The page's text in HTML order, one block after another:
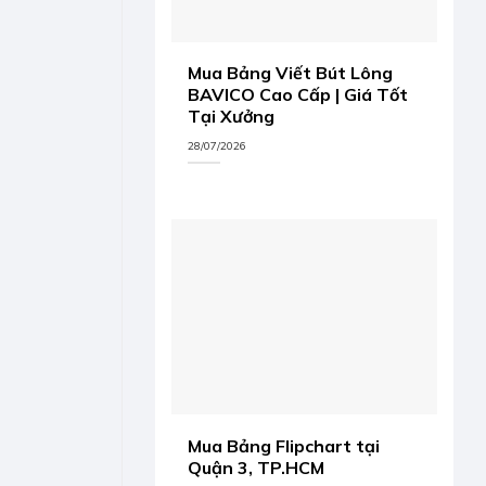
Mua Bảng Viết Bút Lông
BAVICO Cao Cấp | Giá Tốt
Tại Xưởng
28/07/2026
Mua Bảng Flipchart tại
Quận 3, TP.HCM